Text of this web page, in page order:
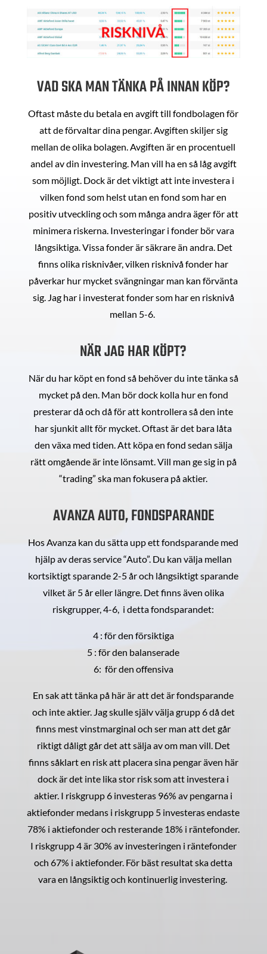
VAD SKA MAN TÄNKA PÅ INNAN KÖP?
Oftast måste du betala en avgift till fondbolagen för
att de förvaltar dina pengar. Avgiften skiljer sig
mellan de olika bolagen. Avgiften är en procentuell
andel av din investering. Man vill ha en så låg avgift
som möjligt. Dock är det viktigt att inte investera i
vilken fond som helst utan en fond som har en
positiv utveckling och som många andra äger för att
minimera riskerna. Investeringar i fonder bör vara
långsiktiga. Vissa fonder är säkrare än andra. Det
finns olika risknivåer, vilken risknivå fonder har
påverkar hur mycket svängningar man kan förvänta
sig. Jag har i investerat fonder som har en risknivå
mellan 5-6.
NÄR JAG HAR KÖPT?
När du har köpt en fond så behöver du inte tänka så
mycket på den. Man bör dock kolla hur en fond
presterar då och då för att kontrollera så den inte
har sjunkit allt för mycket. Oftast är det bara låta
den växa med tiden. Att köpa en fond sedan sälja
rätt omgående är inte lönsamt. Vill man ge sig in på
“trading” ska man fokusera på aktier.
AVANZA AUTO, FONDSPARANDE
Hos Avanza kan du sätta upp ett fondsparande med
hjälp av deras service “Auto”. Du kan välja mellan
kortsiktigt sparande 2-5 år och långsiktigt sparande
vilket är 5 år eller längre. Det finns även olika
riskgrupper, 4-6, i detta fondsparandet:
4 : för den försiktiga
5 : för den balanserade
6: för den offensiva
En sak att tänka på här är att det är fondsparande
och inte aktier. Jag skulle själv välja grupp 6 då det
finns mest vinstmarginal och ser man att det går
riktigt dåligt går det att sälja av om man vill. Det
finns såklart en risk att placera sina pengar även här
dock är det inte lika stor risk som att investera i
aktier. I riskgrupp 6 investeras 96% av pengarna i
aktiefonder medans i riskgrupp 5 investeras endaste
78% i aktiefonder och resterande 18% i räntefonder.
I riskgrupp 4 är 30% av investeringen i räntefonder
och 67% i aktiefonder. För bäst resultat ska detta
vara en långsiktig och kontinuerlig investering.